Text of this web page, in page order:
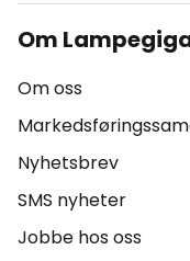
Om
Om oss
Nyhetsbrev
SMS nyheter
Jobbe hos oss